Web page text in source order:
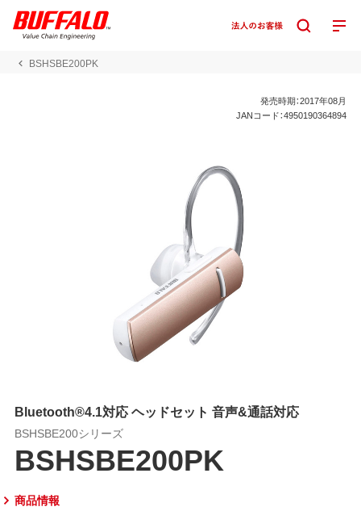
BSHSBE200PK
発売時期：2017年08月
JANコード：4950190364894
Bluetooth®4.1対応 ヘッドセット 音声&通話対応
BSHSBE200シリーズ
BSHSBE200PK
商品情報